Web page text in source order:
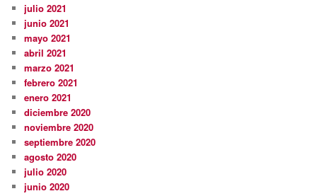
julio 2021
junio 2021
mayo 2021
abril 2021
marzo 2021
febrero 2021
enero 2021
diciembre 2020
noviembre 2020
septiembre 2020
agosto 2020
julio 2020
junio 2020